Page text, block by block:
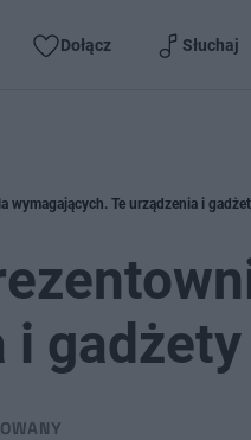
Dołącz Słuchaj
wymagających. Te urządzenia i
i